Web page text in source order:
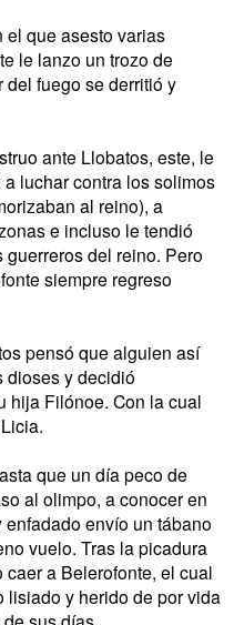
el que asesto varias
le lanzo un trozo de
fuego se derritió y
ante Llobatos, este, le
luchar contra los solimos
al reino), a
e incluso le tendió
del reino. Pero
siempre regreso
pensó que alguien así
dioses y decidió
hija Filónoe. Con la cual
que un día peco de
al olimpo, a conocer en
envío un tábano
vuelo. Tras la picadura
a Belerofonte, el cual
lisiado y herido de por vida